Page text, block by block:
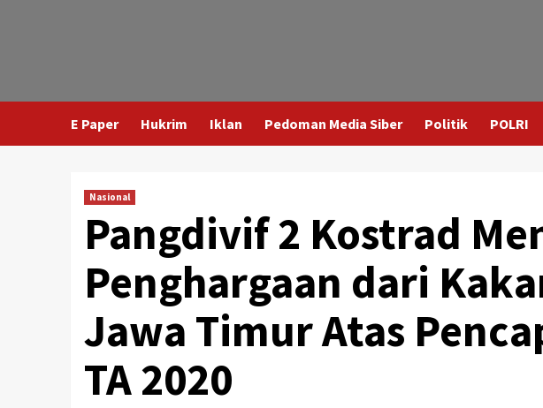
E Paper Hukrim Iklan Pedoman Media Siber Politik POLRI
Nasional
Pangdivif 2 Kostrad
Penghargaan dari
Jawa Timur Atas
TA 2020